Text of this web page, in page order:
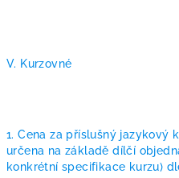
V. Kurzovné
1. Cena za příslušný jazykový
určena na základě dílčí
konkrétní specifikace kurzu)